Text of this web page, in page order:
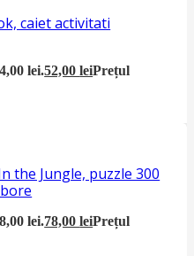
caiet activitati
lei.52,00leiPrețul
the Jungle, puzzle 300
lei.78,00leiPrețul